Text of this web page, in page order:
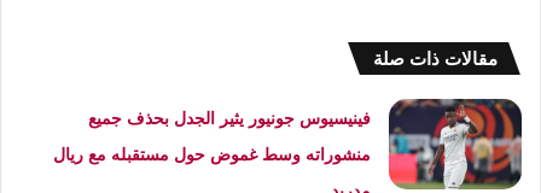
مقالات ذات صلة
فينيسيوس جونيور يثير الجدل بحذف جميع
منشوراته وسط غموض حول مستقبله مع ريال